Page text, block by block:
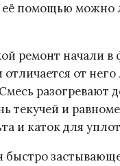
её помощью можно
ремонт начали в
отличается от
разогревают
текучей и
и каток для